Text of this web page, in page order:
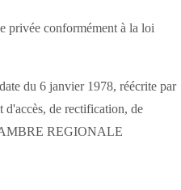
privée conformément à la loi
du 6 janvier 1978, réécrite par
de rectification, de
REGIONALE